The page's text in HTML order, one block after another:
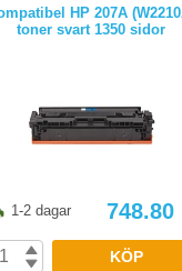
HP 207A
toner svart 1350 sidor
1-2 dagar 748.80
KÖP